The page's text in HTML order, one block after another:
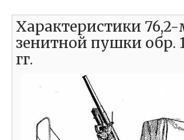
Характеристики
зенитной пушки обр.
гг.